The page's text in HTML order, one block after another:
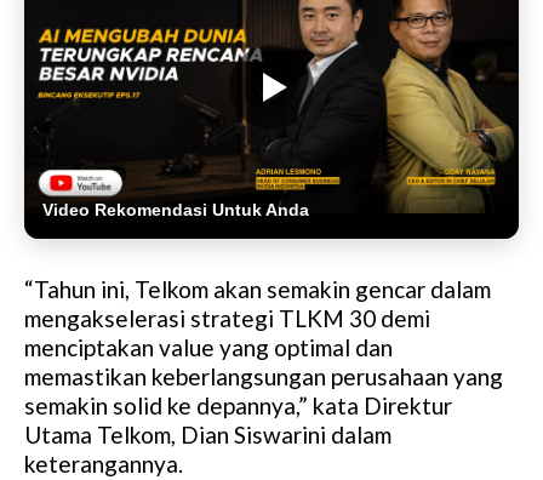
Video Rekomendasi Untuk Anda
“Tahun ini, Telkom akan semakin gencar dalam
mengakselerasi strategi TLKM 30 demi
menciptakan value yang optimal dan
memastikan keberlangsungan perusahaan yang
semakin solid ke depannya,” kata Direktur
Utama Telkom, Dian Siswarini dalam
keterangannya.